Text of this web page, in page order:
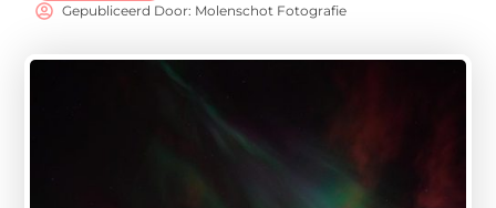
Gepubliceerd Door: Molenschot Fotografie